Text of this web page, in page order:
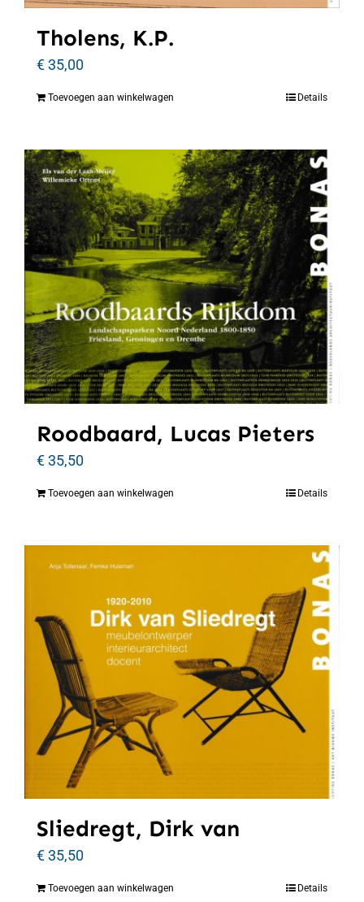
Tholens, K.P.
€35,00
Toevoegen aan winkelwagen Details
Roodbaard, Lucas Pieters
€35,50
Toevoegen aan winkelwagen Details
Sliedregt, Dirk van
€35,50
Toevoegen aan winkelwagen Details